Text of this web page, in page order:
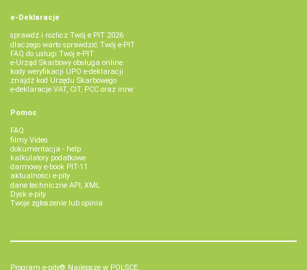
e-Deklaracje
sprawdź i rozlicz Twój e PIT 2026
dlaczego warto sprawdzić Twój e-PIT
FAQ do usługi Twój e-PIT
e-Urząd Skarbowy obsługa online
kody weryfikacji UPO e-deklaracji
znajdź kod Urzędu Skarbowego
e-deklaracje VAT, CIT, PCC oraz inne
Pomoc
FAQ
filmy Video
dokumentacja - help
kalkulatory podatkowe
darmowy e-book PIT-11
aktualności e-pity
dane techniczne API, XML
Dysk e-pity
Twoje zgłoszenie lub opinia
Program e-pity® Najlepsze w POLSCE.